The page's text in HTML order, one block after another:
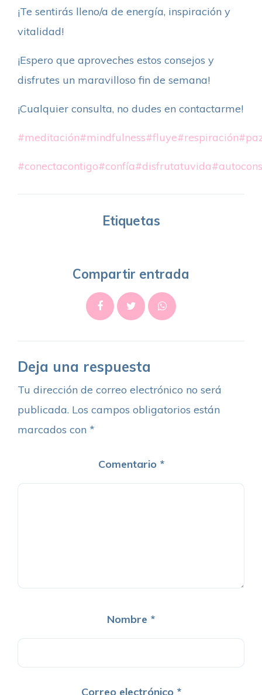
¡Te sentirás lleno/a de energía, inspiración y
vitalidad!
¡Espero que aproveches estos consejos y
disfrutes un maravilloso fin de semana!
¡Cualquier consulta, no dudes en contactarme!
#meditación#mindfulness#fluye#respiración
#conectacontigo#confía#disfrutatuvida
Etiquetas
Compartir entrada
Deja una respuesta
Tu dirección de correo electrónico no será
publicada. Los campos obligatorios están
marcados con *
Comentario *
Nombre *
Correo electrónico *